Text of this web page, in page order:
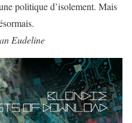
politique d’isolement. Mais
Eudeline